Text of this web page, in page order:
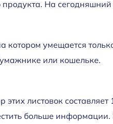
На
умещается
или кошельке.
этих листовок
больше